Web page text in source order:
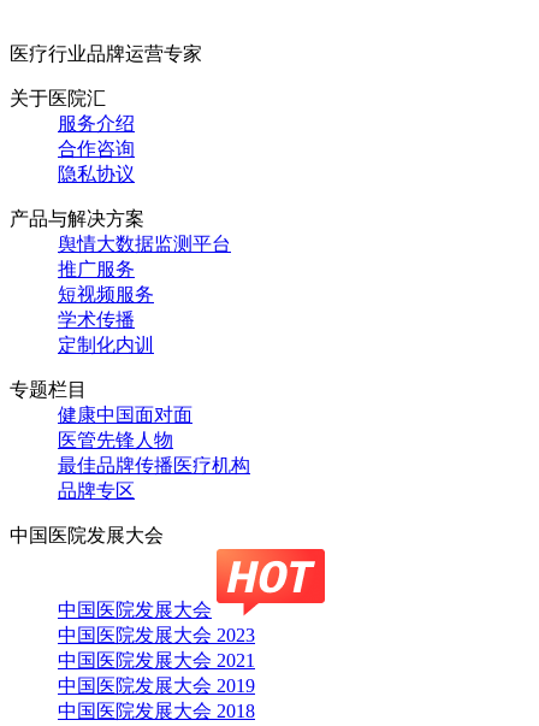
医疗行业品牌运营专家
关于医院汇
服务介绍
合作咨询
隐私协议
产品与解决方案
舆情大数据监测平台
推广服务
短视频服务
学术传播
定制化内训
专题栏目
健康中国面对面
医管先锋人物
最佳品牌传播医疗机构
品牌专区
中国医院发展大会
中国医院发展大会
中国医院发展大会 2023
中国医院发展大会 2021
中国医院发展大会 2019
中国医院发展大会 2018